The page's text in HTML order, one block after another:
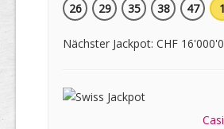
26
29 35 38 47 1
Nächster Jackpot: CHF